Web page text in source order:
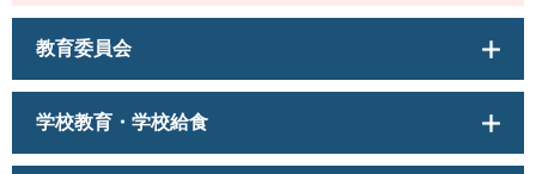
教育委員会
学校教育・学校給食